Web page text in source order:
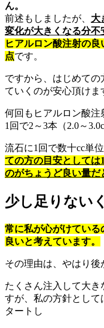
ん。
前述もしましたが、 大
変化が大きくなる分不
ヒアルロン酸注射の
点です。
ですから、はじめて
ていくのが安心頂けま
何回もヒアルロン酸
1回で2～3本（2.0～
流石に1回で数十cc単
ての方の目安としては
のがちょうど良い量だ
少し足りない
常に私が心がけてい
良いと考えています。
その理由は、やはり後
たくさん注入して大
すが、私の方針とし
タートし